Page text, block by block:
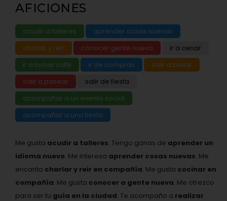
AFICIONES
acudir a talleres
aprender cosas nuevas
charlar y reir
conocer gente nueva
ir a cenar
ir a tomar café
ir de compras
salir a bailar
salir a pasear
salir de fiesta
acompañar a un evento social
acompañar a una fiesta
Me gusta acudir a talleres. Tengo ganas de aprender un
idioma nuevo. Me interesa aprender cosas nuevas. Me
encanta charlar y reir en compañía. Me gusta cocinar en
compañía. Me gusta conocer a gente nueva. Me ofrezco
para ser tu guía en la ciudad. Te acompaño a realizar